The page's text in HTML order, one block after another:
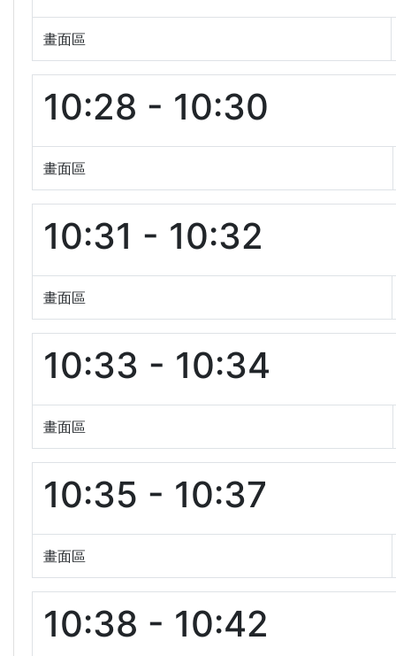
畫面區
10:28 - 10:30
畫面區
10:31 - 10:32
畫面區
10:33 - 10:34
畫面區
10:35 - 10:37
畫面區
10:38 - 10:42